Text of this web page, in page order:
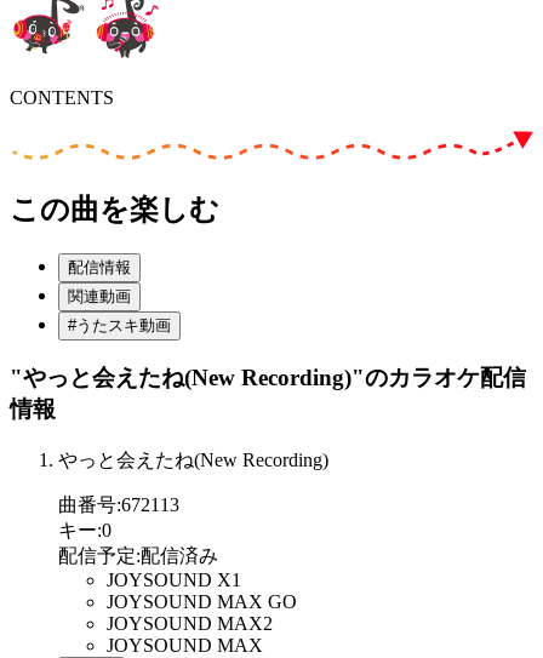
CONTENTS
この曲を楽しむ
配信情報
関連動画
#うたスキ動画
"やっと会えたね(New Recording)"のカラオケ配信
情報
やっと会えたね(New Recording)
曲番号:672113
キー:0
配信予定:配信済み
JOYSOUND X1
JOYSOUND MAX GO
JOYSOUND MAX2
JOYSOUND MAX